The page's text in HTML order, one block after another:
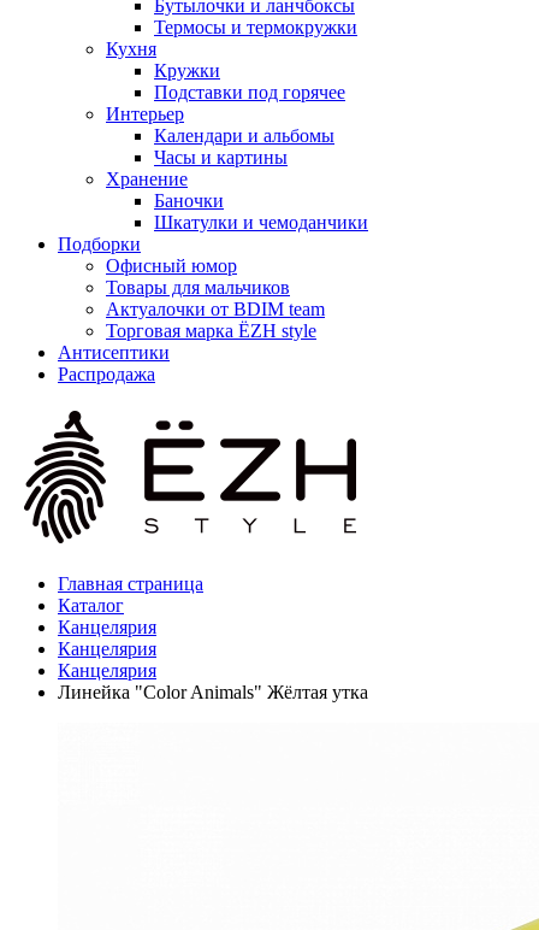
Бутылочки и ланчбоксы
Термосы и термокружки
Кухня
Кружки
Подставки под горячее
Интерьер
Календари и альбомы
Часы и картины
Хранение
Баночки
Шкатулки и чемоданчики
Подборки
Офисный юмор
Товары для мальчиков
Актуалочки от BDIM team
Торговая марка ЁZH style
Антисептики
Распродажа
Главная страница
Каталог
Канцелярия
Канцелярия
Канцелярия
Линейка "Color Animals" Жёлтая утка